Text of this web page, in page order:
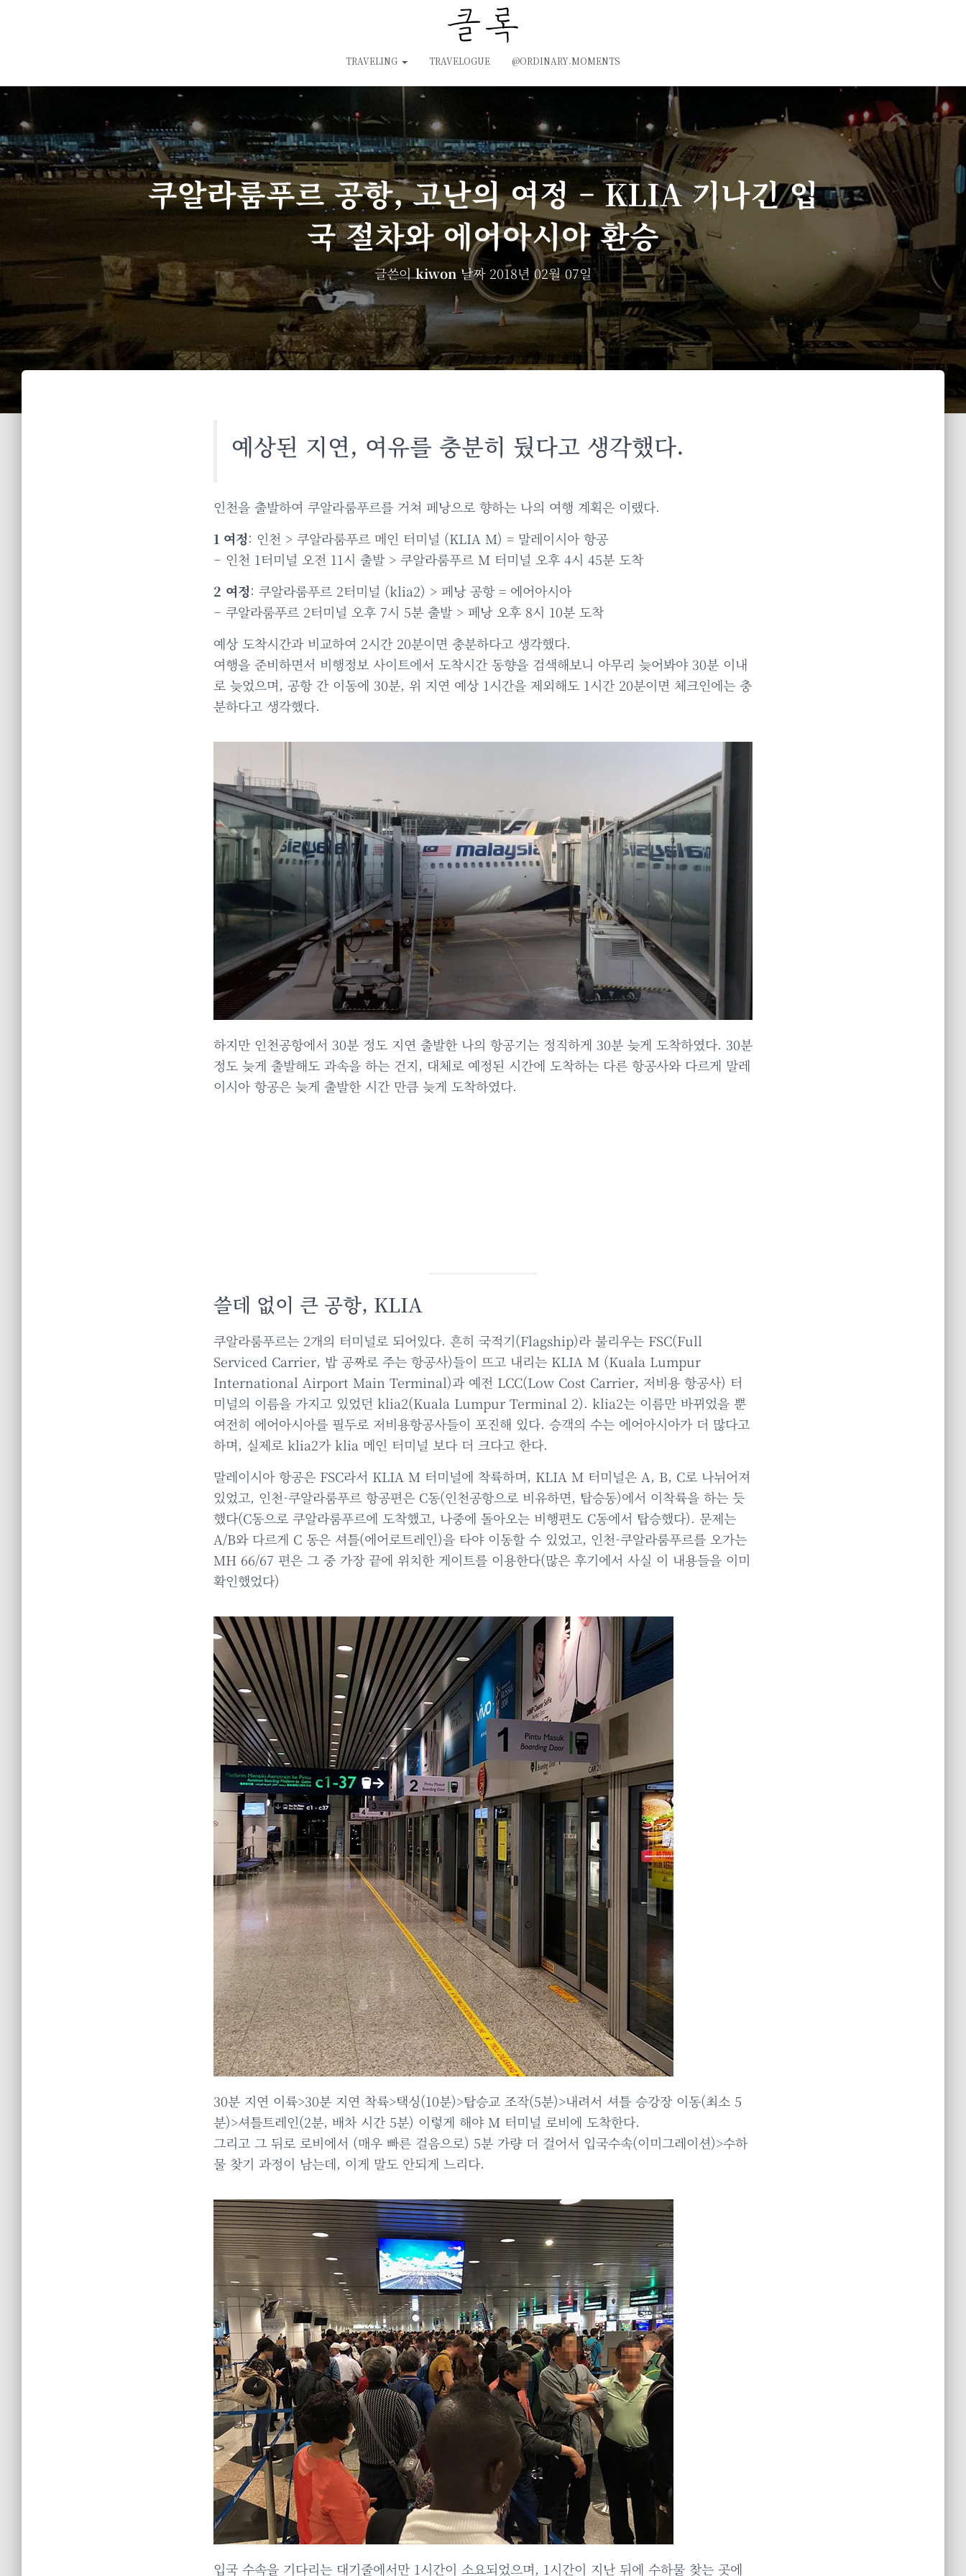
TRAVELING TRAVELOGUE @ORDINARY.MOMENTS
쿠알라룸푸르 공항, 고난의 여정 – KLIA 기나긴 입
국 절차와 에어아시아 환승
글쓴이kiwon날짜 2018년 02월 07일
예상된 지연, 여유를 충분히 뒀다고 생각했다.
인천을 출발하여 쿠알라룸푸르를 거쳐 페낭으로 향하는 나의 여행 계획은 이랬다.
1 여정: 인천 > 쿠알라룸푸르 메인 터미널 (KLIA M) = 말레이시아 항공
– 인천 1터미널 오전 11시 출발 > 쿠알라룸푸르 M 터미널 오후 4시 45분 도착
2 여정: 쿠알라룸푸르 2터미널 (klia2) > 페낭 공항 = 에어아시아
– 쿠알라룸푸르 2터미널 오후 7시 5분 출발 > 페낭 오후 8시 10분 도착
예상 도착시간과 비교하여 2시간 20분이면 충분하다고 생각했다.
여행을 준비하면서 비행정보 사이트에서 도착시간 동향을 검색해보니 아무리 늦어봐야 30분 이내
로 늦었으며, 공항 간 이동에 30분, 위 지연 예상 1시간을 제외해도 1시간 20분이면 체크인에는 충
분하다고 생각했다.
하지만 인천공항에서 30분 정도 지연 출발한 나의 항공기는 정직하게 30분 늦게 도착하였다. 30분
정도 늦게 출발해도 과속을 하는 건지, 대체로 예정된 시간에 도착하는 다른 항공사와 다르게 말레
이시아 항공은 늦게 출발한 시간 만큼 늦게 도착하였다.
쓸데 없이 큰 공항, KLIA
쿠알라룸푸르는 2개의 터미널로 되어있다. 흔히 국적기(Flagship)라 불리우는 FSC(Full
Serviced Carrier, 밥 공짜로 주는 항공사)들이 뜨고 내리는 KLIA M (Kuala Lumpur
International Airport Main Terminal)과 예전 LCC(Low Cost Carrier, 저비용 항공사) 터
미널의 이름을 가지고 있었던 klia2(Kuala Lumpur Terminal 2). klia2는 이름만 바뀌었을 뿐
여전히 에어아시아를 필두로 저비용항공사들이 포진해 있다. 승객의 수는 에어아시아가 더 많다고
하며, 실제로 klia2가 klia 메인 터미널 보다 더 크다고 한다.
말레이시아 항공은 FSC라서 KLIA M 터미널에 착륙하며, KLIA M 터미널은 A, B, C로 나뉘어져
있었고, 인천-쿠알라룸푸르 항공편은 C동(인천공항으로 비유하면, 탑승동)에서 이착륙을 하는 듯
했다(C동으로 쿠알라룸푸르에 도착했고, 나중에 돌아오는 비행편도 C동에서 탑승했다). 문제는
A/B와 다르게 C 동은 셔틀(에어로트레인)을 타야 이동할 수 있었고, 인천-쿠알라룸푸르를 오가는
MH 66/67 편은 그 중 가장 끝에 위치한 게이트를 이용한다(많은 후기에서 사실 이 내용들을 이미
확인했었다)
30분 지연 이륙>30분 지연 착륙>택싱(10분)>탑승교 조작(5분)>내려서 셔틀 승강장 이동(최소 5
분)>셔틀트레인(2분, 배차 시간 5분) 이렇게 해야 M 터미널 로비에 도착한다.
그리고 그 뒤로 로비에서 (매우 빠른 걸음으로) 5분 가량 더 걸어서 입국수속(이미그레이션)>수하
물 찾기 과정이 남는데, 이게 말도 안되게 느리다.
입국 수속을 기다리는 대기줄에서만 1시간이 소요되었으며, 1시간이 지난 뒤에 수하물 찾는 곳에